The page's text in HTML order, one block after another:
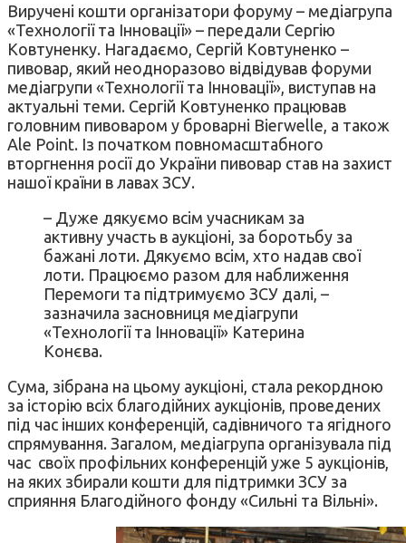
Виручені кошти організатори форуму – медіагрупа
«Технології та Інновації» – передали Сергію
Ковтуненку. Нагадаємо, Сергій Ковтуненко –
пивовар, який неодноразово відвідував форуми
медіагрупи «Технології та Інновації», виступав на
актуальні теми. Сергій Ковтуненко працював
головним пивоваром у броварні Bierwelle, а також
Ale Point. Із початком повномасштабного
вторгнення росії до України пивовар став на захист
нашої країни в лавах ЗСУ.
– Дуже дякуємо всім учасникам за
активну участь в аукціоні, за боротьбу за
бажані лоти. Дякуємо всім, хто надав свої
лоти. Працюємо разом для наближення
Перемоги та підтримуємо ЗСУ далі, –
зазначила засновниця медіагрупи
«Технології та Інновації» Катерина
Конєва.
Сума, зібрана на цьому аукціоні, стала рекордною
за історію всіх благодійних аукціонів, проведених
під час інших конференцій, садівничого та ягідного
спрямування. Загалом, медіагрупа організувала під
час своїх профільних конференцій уже 5 аукціонів,
на яких збирали кошти для підтримки ЗСУ за
сприяння Благодійного фонду «Сильні та Вільні».